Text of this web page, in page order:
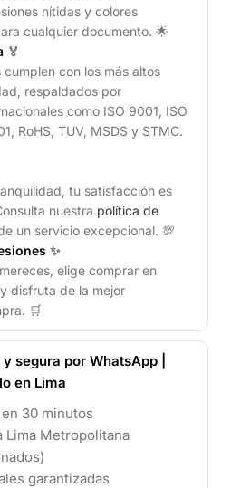
nítidas y colores
cualquier documento. 🌟
🏅
con los más altos
respaldados por
como ISO 9001, ISO
RoHS, TUV, MSDS y STMC.
tu satisfacción es
nuestra política de
un servicio excepcional. 💯
✨
elige comprar en
y disfruta de la mejor
🛒
segura por WhatsApp |
en Lima
30 minutos
Lima Metropolitana
garantizadas